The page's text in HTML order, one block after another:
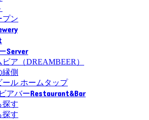
プン
Server
ビア（DREAMBEER）
縁側
ール ホームタップ
アバーRestaurant&Bar
探す
探す